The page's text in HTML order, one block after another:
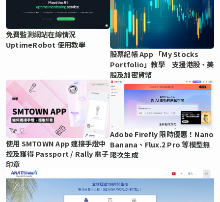
免費監測網站在線情況
UptimeRobot 使用教學
股票記帳 App 「My Stocks
Portfolio」教學 支援港股、美
股及加密貨幣
使用 SMTOWN App 連接手燈中
控及獲得 Passport / Rally 電子
印章
Adobe Firefly 限時優惠！Nano
Banana、Flux.2 Pro 等模型無
限次生成